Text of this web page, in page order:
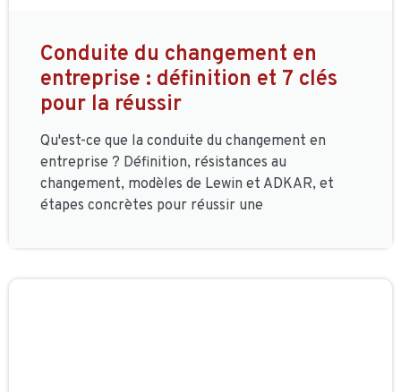
Conduite du changement en
entreprise : définition et 7 clés
pour la réussir
Qu'est-ce que la conduite du changement en
entreprise ? Définition, résistances au
changement, modèles de Lewin et ADKAR, et
étapes concrètes pour réussir une